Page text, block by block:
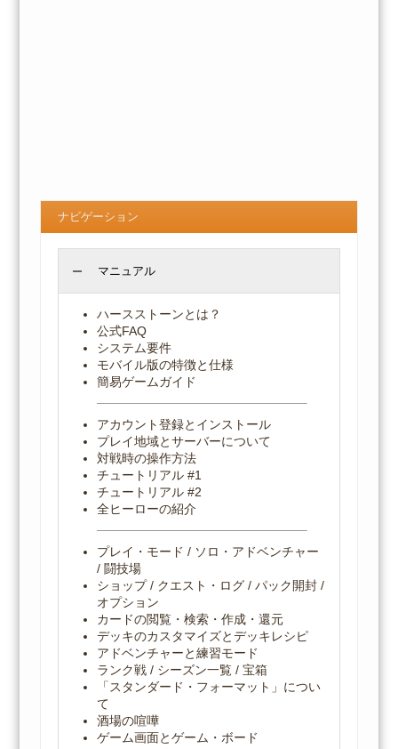
ナビゲーション
マニュアル
ハースストーンとは？
公式FAQ
システム要件
モバイル版の特徴と仕様
簡易ゲームガイド
アカウント登録とインストール
プレイ地域とサーバーについて
対戦時の操作方法
チュートリアル #1
チュートリアル #2
全ヒーローの紹介
プレイ・モード / ソロ・アドベンチャー
/ 闘技場
ショップ / クエスト・ログ / パック開封 /
オプション
カードの閲覧・検索・作成・還元
デッキのカスタマイズとデッキレシピ
アドベンチャーと練習モード
ランク戦 / シーズン一覧 / 宝箱
「スタンダード・フォーマット」につい
て
酒場の喧嘩
ゲーム画面とゲーム・ボード